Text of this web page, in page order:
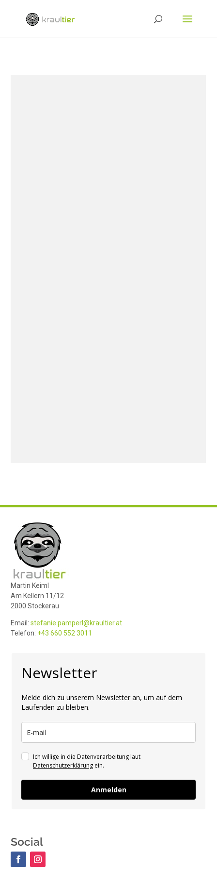
Martin Keiml
Am Kellern 11/12
2000 Stockerau
Email: stefanie.pamperl@kraultier.at
Telefon: +43 660 552 3011
Newsletter
Melde dich zu unserem Newsletter an, um auf dem
Laufenden zu bleiben.
Ich willige in die Datenverarbeitung laut
Datenschutzerklärung ein.
Anmelden
Social